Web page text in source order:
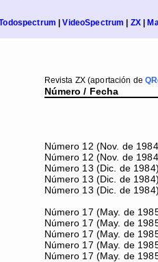
|VideoSpectrum ZX|
Revista ZX (aportación de
Número / Fecha
Número 12 (Nov. de
Número 12 (Nov. de
Número 13 (Dic. de 1984).
Número 13 (Dic. de 1984).
Número 13 (Dic. de 1984).
Número 17 (May. de
Número 17 (May. de
Número 17 (May. de
Número 17 (May. de
Número 17 (May. de